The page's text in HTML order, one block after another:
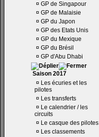
¤ GP de Singapour
¤ GP de Malaisie
¤ GP du Japon
¤ GP des Etats Unis
¤ GP du Mexique
¤ GP du Brésil
¤ GP d'Abu Dhabi
Saison 2017
¤ Les écuries et les
pilotes
¤ Les transferts
¤ Le calendrier / les
circuits
¤ Le casque des pilotes
¤ Les classements